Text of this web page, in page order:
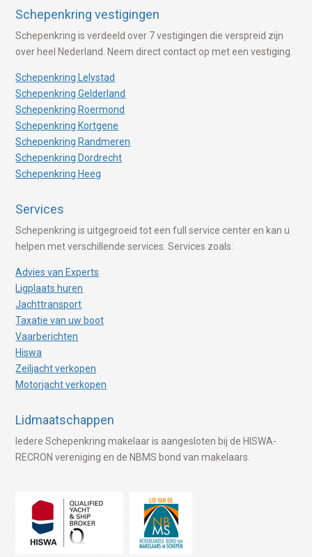
Schepenkring vestigingen
Schepenkring is verdeeld over 7 vestigingen die verspreid zijn
over heel Nederland. Neem direct contact op met een vestiging.
Schepenkring Lelystad
Schepenkring Gelderland
Schepenkring Roermond
Schepenkring Kortgene
Schepenkring Randmeren
Schepenkring Dordrecht
Schepenkring Heeg
Services
Schepenkring is uitgegroeid tot een full service center en kan u
helpen met verschillende services. Services zoals:
Advies van Experts
Ligplaats huren
Jachttransport
Taxatie van uw boot
Vaarberichten
Hiswa
Zeiljacht verkopen
Motorjacht verkopen
Lidmaatschappen
Iedere Schepenkring makelaar is aangesloten bij de HISWA-
RECRON vereniging en de NBMS bond van makelaars.